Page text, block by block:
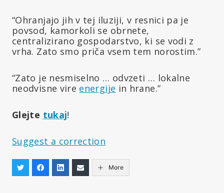
“Ohranjajo jih v tej iluziji, v resnici pa je
povsod, kamorkoli se obrnete,
centralizirano gospodarstvo, ki se vodi z
vrha. Zato smo priča vsem tem norostim.”
“Zato je nesmiselno … odvzeti … lokalne
neodvisne vire energije in hrane.”
Glejte tukaj!
Suggest a correction
More